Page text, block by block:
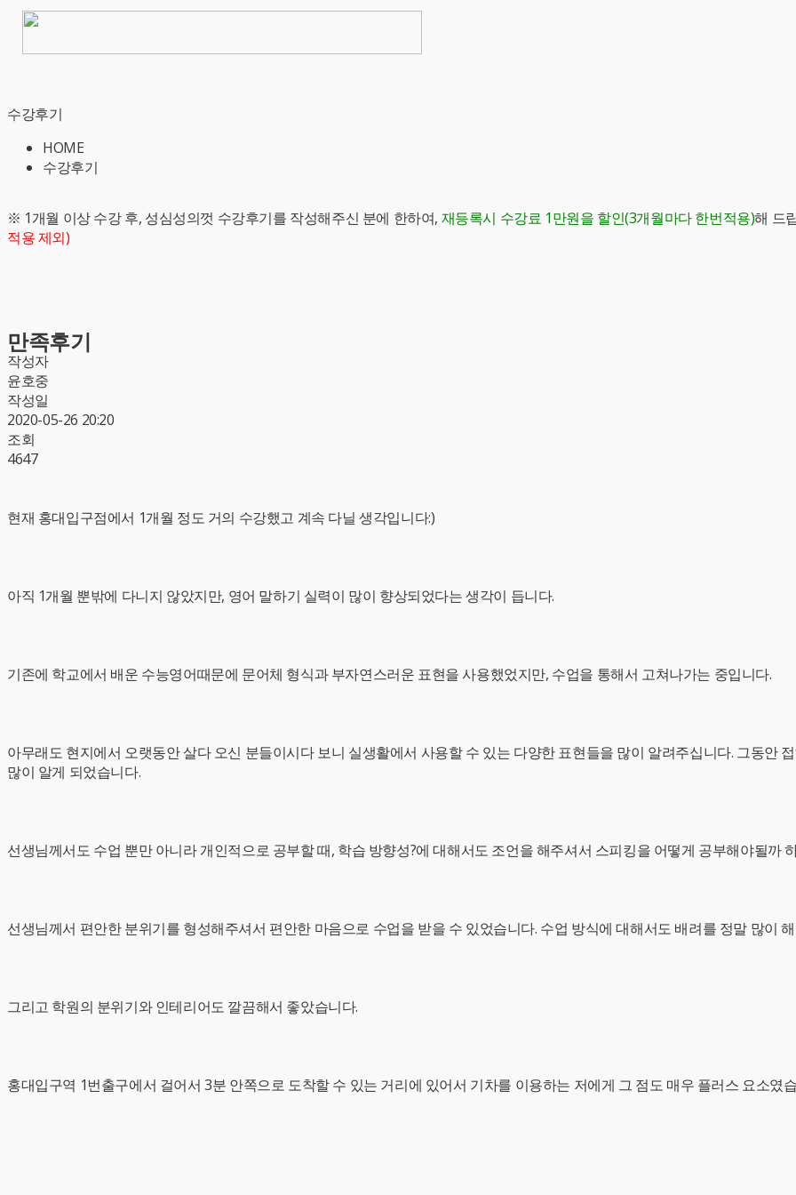
수강후기
HOME
수강후기
※ 1개월 이상 수강 후, 성심성의껏 수강후기를 작성해주신 분에 한하여, 재등록시 수강료 1만원을 할인(3개월마다 한번적용)해 드
적용 제외)
만족후기
작성자
윤호중
작성일
2020-05-26 20:20
조회
4647
현재 홍대입구점에서 1개월 정도 거의 수강했고 계속 다닐 생각입니다:)
아직 1개월 뿐밖에 다니지 않았지만, 영어 말하기 실력이 많이 향상되었다는 생각이 듭니다.
기존에 학교에서 배운 수능영어때문에 문어체 형식과 부자연스러운 표현을 사용했었지만, 수업을 통해서 고쳐나가는 중입니다.
아무래도 현지에서 오랫동안 살다 오신 분들이시다 보니 실생활에서 사용할 수 있는 다양한 표현들을 많이 알려주십니다. 그동안
많이 알게 되었습니다.
선생님께서도 수업 뿐만 아니라 개인적으로 공부할 때, 학습 방향성?에 대해서도 조언을 해주셔서 스피킹을 어떻게 공부해야될까
선생님께서 편안한 분위기를 형성해주셔서 편안한 마음으로 수업을 받을 수 있었습니다. 수업 방식에 대해서도 배려를 정말 많이
그리고 학원의 분위기와 인테리어도 깔끔해서 좋았습니다.
홍대입구역 1번출구에서 걸어서 3분 안쪽으로 도착할 수 있는 거리에 있어서 기차를 이용하는 저에게 그 점도 매우 플러스 요소였